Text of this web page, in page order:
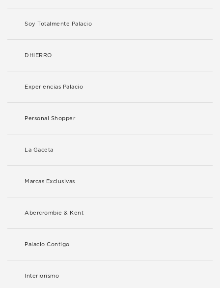
Soy Totalmente Palacio
DHIERRO
Experiencias Palacio
Personal Shopper
La Gaceta
Marcas Exclusivas
Abercrombie & Kent
Palacio Contigo
Interiorismo